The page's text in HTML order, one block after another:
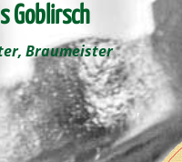
Goblirsch
Braumeister